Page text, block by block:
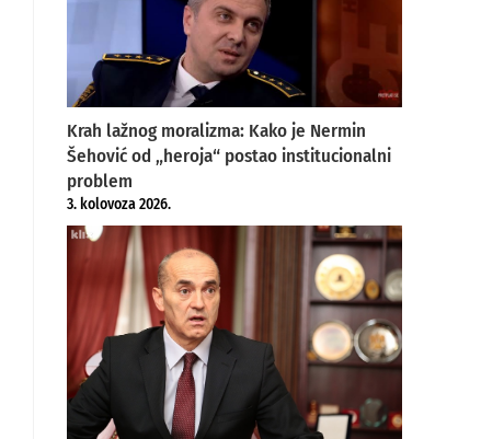
Krah lažnog moralizma: Kako je Nermin
Šehović od „heroja“ postao institucionalni
problem
3. kolovoza 2026.